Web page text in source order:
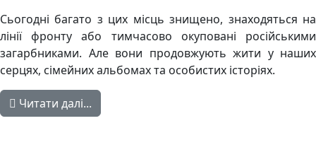
Сьогодні багато з цих місць знищено, знаходяться на
лінії фронту або тимчасово окуповані російськими
загарбниками. Але вони продовжують жити у наших
серцях, сімейних альбомах та особистих історіях.
Читати далі...